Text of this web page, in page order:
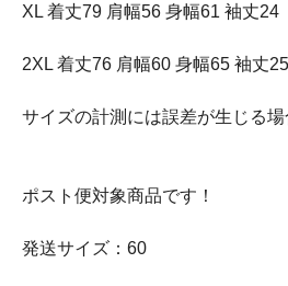
XL 着丈79 肩幅56 身幅61 袖丈24
2XL 着丈76 肩幅60 身幅65 袖丈25
サイズの計測には誤差が生じる場
ポスト便対象商品です！
発送サイズ：60